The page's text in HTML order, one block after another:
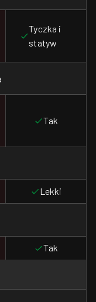
Tyczka i
statyw
Tak
Lekki
Tak